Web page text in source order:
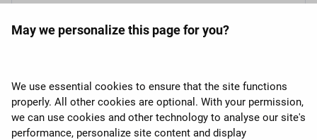
May we personalize this page for you?
We use essential cookies to ensure that the site functions
properly. All other cookies are optional. With your permission,
we can use cookies and other technology to analyse our site's
performance, personalize site content and display
AirBalticust expand_more